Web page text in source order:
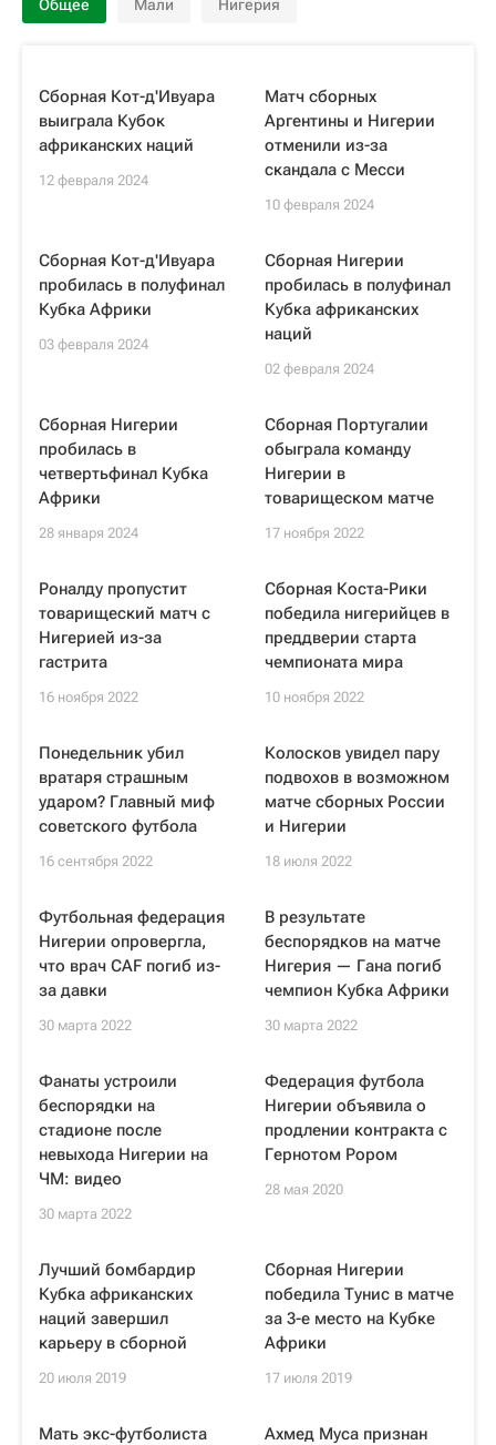
Общее Мали Нигерия
Сборная Кот-д'Ивуара
выиграла Кубок
африканских наций
12 февраля 2024
Матч сборных
Аргентины и Нигерии
отменили из-за
скандала с Месси
10 февраля 2024
Сборная Кот-д'Ивуара
пробилась в полуфинал
Кубка Африки
03 февраля 2024
Сборная Нигерии
пробилась в полуфинал
Кубка африканских
наций
02 февраля 2024
Сборная Нигерии
пробилась в
четвертьфинал Кубка
Африки
28 января 2024
Сборная Португалии
обыграла команду
Нигерии в
товарищеском матче
17 ноября 2022
Роналду пропустит
товарищеский матч с
Нигерией из-за
гастрита
16 ноября 2022
Сборная Коста-Рики
победила нигерийцев в
преддверии старта
чемпионата мира
10 ноября 2022
Понедельник убил
вратаря страшным
ударом? Главный миф
советского футбола
16 сентября 2022
Колосков увидел пару
подвохов в возможном
матче сборных России
и Нигерии
18 июля 2022
Футбольная федерация
Нигерии опровергла,
что врач CAF погиб из-
за давки
30 марта 2022
В результате
беспорядков на матче
Нигерия — Гана погиб
чемпион Кубка Африки
30 марта 2022
Фанаты устроили
беспорядки на
стадионе после
невыхода Нигерии на
ЧМ: видео
30 марта 2022
Федерация футбола
Нигерии объявила о
продлении контракта с
Гернотом Рором
28 мая 2020
Лучший бомбардир
Кубка африканских
наций завершил
карьеру в сборной
20 июля 2019
Сборная Нигерии
победила Тунис в матче
за 3-е место на Кубке
Африки
17 июля 2019
Мать экс-футболиста
Ахмед Муса признан